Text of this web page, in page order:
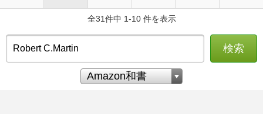
全31件中 1-10 件を表示
検索